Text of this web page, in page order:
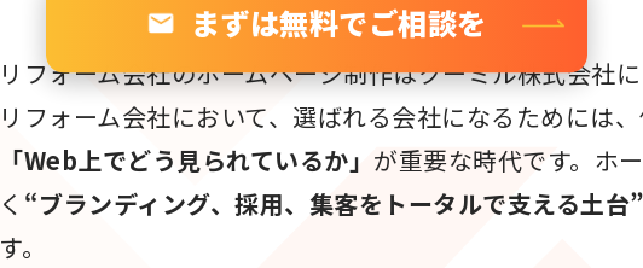
まずは無料でご相談を
リフォーム会社のホームページ制作はクーミル株式会社に
リフォーム会社において、選ばれる会社になるためには
「Web上でどう見られているか」 が重要な時代です。ホ
く “ブランディング、採用、集客をトータルで支える土台”
す。